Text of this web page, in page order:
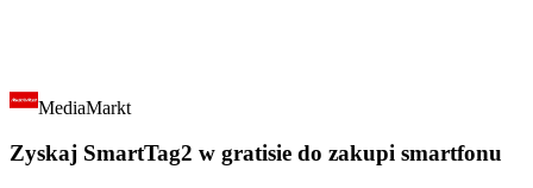
MediaMarkt
Zyskaj SmartTag2 w gratisie do zakupi smartfonu